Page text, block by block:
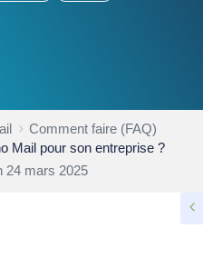
Comment faire (FAQ)
Mail pour son entreprise ?
24 mars 2025